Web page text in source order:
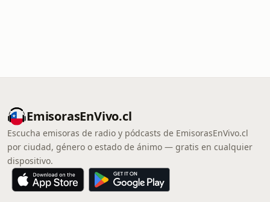
EmisorasEnVivo.cl
Escucha emisoras de radio y pódcasts de EmisorasEnVivo.cl
por ciudad, género o estado de ánimo — gratis en cualquier
dispositivo.